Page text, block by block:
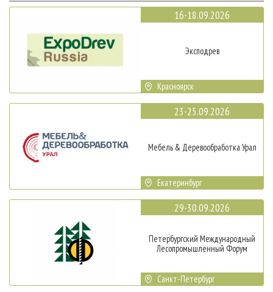
16-18.09.2026
Эксподрев
Красноярск
23-25.09.2026
Мебель & Деревообработка Урал
Екатеринбург
29-30.09.2026
Петербургский Международный
Лесопромышленный Форум
Санкт-Петербург